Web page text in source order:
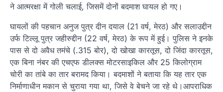
ने आत्मरक्षा में गोली चलाई, जिसमें दोनों बदमाश घायल हो गए।
घायलों की पहचान अनुज पुत्र दीन दयाल (21 वर्ष, मेरठ) और सलाउद्दीन
उर्फ टिल्लू पुत्र जहीरुद्दीन (22 वर्ष, मेरठ) के रूप में हुई। पुलिस ने इनके
पास से दो अवैध तमंचे (.315 बोर), दो खोखा कारतूस, दो जिंदा कारतूस,
एक बिना नंबर की एचएफ डीलक्स मोटरसाइकिल और 25 किलोग्राम
चोरी का तांबे का तार बरामद किया। बदमाशों ने बताया कि यह तार एक
निर्माणाधीन मकान से चुराया गया था, जिसे वे बेचने जा रहे थे।आपराधिक